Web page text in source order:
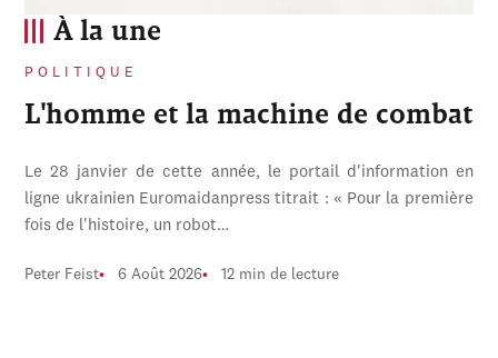
À la une
POLITIQUE
L'homme et la machine de combat
Le 28 janvier de cette année, le portail d'information en
ligne ukrainien Euromaidanpress titrait : « Pour la première
fois de l'histoire, un robot…
Peter Feist 6 Août 2026 12 min de lecture